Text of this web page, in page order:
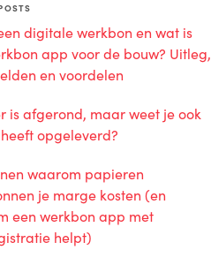
digitale werkbon en wat is
app voor de bouw? Uitleg,
en voordelen
is afgerond, maar weet je ook
opgeleverd?
waarom papieren
je marge kosten (en
een werkbon app met
helpt)